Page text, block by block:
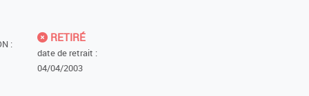
:
RETIRÉ
date de retrait :
04/04/2003